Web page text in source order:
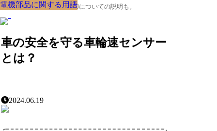
クルマの大辞典、購入･売却についての説明も。
車の安全を守る車輪速センサー
とは？
電機部品に関する用語
2024.06.19
電機部品に関する用語
電機部品に関する用語
電機部品に関する用語
電機部品に関する用語
電機部品に関する用語
電機部品に関する用語
電機部品に関する用語
電機部品に関する用語